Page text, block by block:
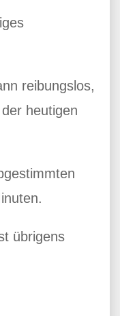
reibungslos,
heutigen
übrigens